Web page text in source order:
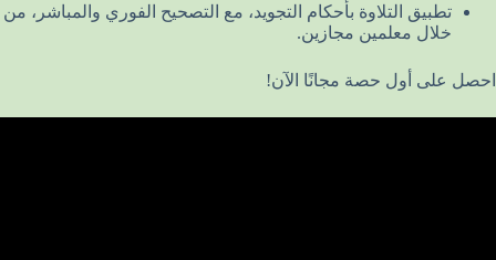
تطبيق التلاوة بأحكام التجويد، مع التصحيح الفوري والمباشر، من
خلال معلمين مجازين.
احصل على أول حصة مجانًا الآن!